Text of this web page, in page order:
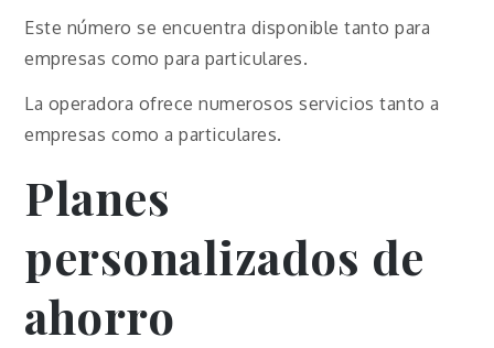
Este número se encuentra disponible tanto para
empresas como para particulares.
La operadora ofrece numerosos servicios tanto a
empresas como a particulares.
Planes
personalizados de
ahorro